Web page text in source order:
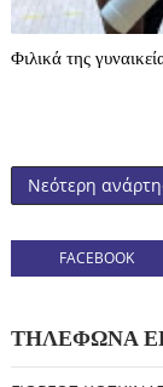
Φιλικά της
Νεότερη
FACEBOOK
ΤΗΛΕΦΩΝΑ